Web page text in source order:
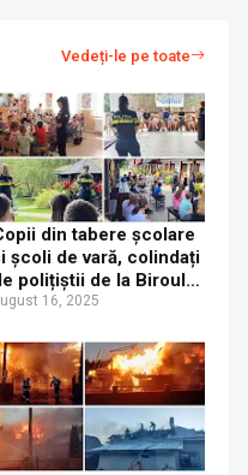
Vedeți-le pe toate
din tabere școlare
școli de vară, colindați
polițiștii de la Biroul
Școlară | FOTO
16, 2025